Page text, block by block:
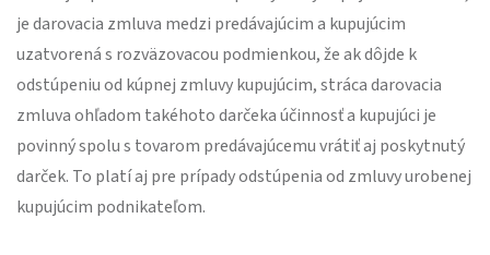
je darovacia zmluva medzi predávajúcim a kupujúcim
uzatvorená s rozväzovacou podmienkou, že ak dôjde k
odstúpeniu od kúpnej zmluvy kupujúcim, stráca darovacia
zmluva ohľadom takéhoto darčeka účinnosť a kupujúci je
povinný spolu s tovarom predávajúcemu vrátiť aj poskytnutý
darček. To platí aj pre prípady odstúpenia od zmluvy urobenej
kupujúcim podnikateľom.